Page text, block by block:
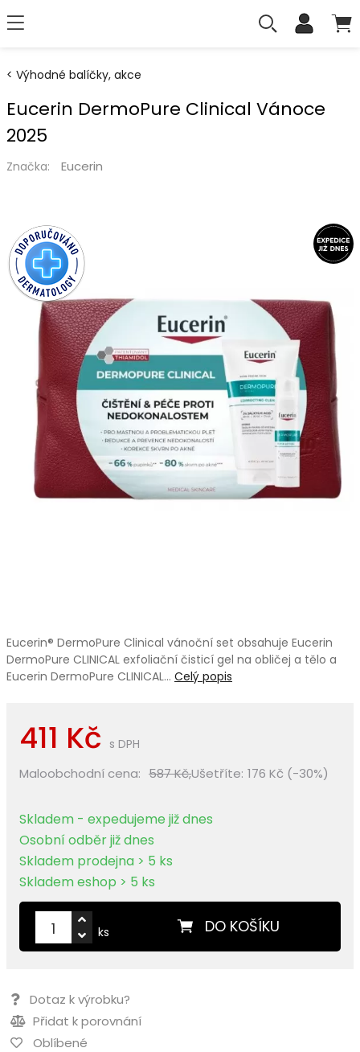
Výhodné balíčky, akce
Eucerin DermoPure Clinical Vánoce
2025
Značka: Eucerin
Eucerin® DermoPure Clinical vánoční set obsahuje Eucerin
DermoPure CLINICAL exfoliační čisticí gel na obličej a tělo a
Eucerin DermoPure CLINICAL… Celý popis
411 Kč s DPH
Maloobchodní cena: 587 Kč,Ušetříte: 176 Kč (-30%)
Skladem - expedujeme již dnes
Osobní odběr již dnes
Skladem prodejna > 5 ks
Skladem eshop > 5 ks
DO KOŠÍKU
ks
Dotaz k výrobku?
Přidat k porovnání
Oblíbené